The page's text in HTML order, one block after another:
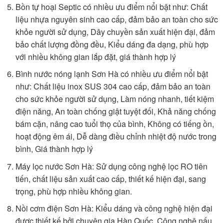
Bồn tự hoại Septic có nhiều ưu điểm nổi bật như: Chất
liệu nhựa nguyên sinh cao cấp, đảm bảo an toàn cho sức
khỏe người sử dụng, Dây chuyền sản xuất hiện đại, đảm
bảo chất lượng đồng đều, Kiểu dáng đa dạng, phù hợp
với nhiều không gian lắp đặt, giá thành hợp lý
Bình nước nóng lạnh Sơn Hà có nhiều ưu điểm nổi bật
như: Chất liệu inox SUS 304 cao cấp, đảm bảo an toàn
cho sức khỏe người sử dụng, Làm nóng nhanh, tiết kiệm
điện năng, An toàn chống giật tuyệt đối, Khả năng chống
bám cặn, nâng cao tuổi thọ của bình, Không có tiếng ồn,
hoạt động êm ái, Dễ dàng điều chỉnh nhiệt độ nước trong
bình, Giá thành hợp lý
Máy lọc nước Sơn Hà: Sử dụng công nghệ lọc RO tiên
tiến, chất liệu sản xuất cao cấp, thiết kế hiện đại, sang
trọng, phù hợp nhiều không gian.
Nồi cơm điện Sơn Hà: Kiểu dáng và công nghệ hiện đại